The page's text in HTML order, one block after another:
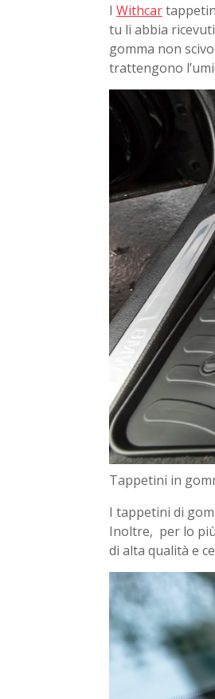
I Withcar
tu li abbia
gomma non
trattengono
Tappetini in
I tappetini di
Inoltre, per lo
di alta qualità e